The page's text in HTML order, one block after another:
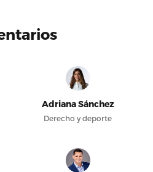
Adriana Sánchez
Derecho y deporte